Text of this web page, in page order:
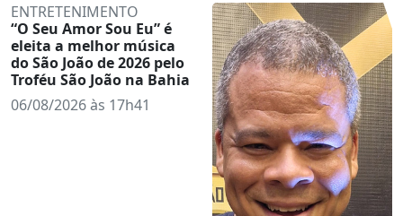
ENTRETENIMENTO
“O Seu Amor Sou Eu” é
eleita a melhor música
do São João de 2026 pelo
Troféu São João na Bahia
06/08/2026 às 17h41